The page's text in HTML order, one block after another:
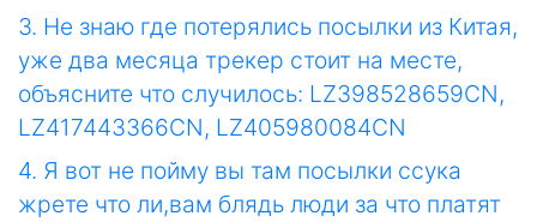
3. Не знаю где потерялись посылки из Китая,
уже два месяца трекер стоит на месте,
объясните что случилось: LZ398528659CN,
LZ417443366CN, LZ405980084CN
4. Я вот не пойму вы там посылки ссука
жрете что ли,вам блядь люди за что платят